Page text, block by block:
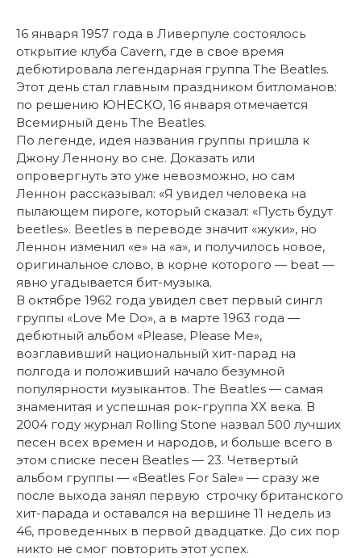
16 января 1957 года в Ливерпуле состоялось
открытие клуба Cavern, где в свое время
дебютировала легендарная группа The Beatles.
Этот день стал главным праздником битломанов:
по решению ЮНЕСКО, 16 января отмечается
Всемирный день The Beatles.
По легенде, идея названия группы пришла к
Джону Леннону во сне. Доказать или
опровергнуть это уже невозможно, но сам
Леннон рассказывал: «Я увидел человека на
пылающем пироге, который сказал: «Пусть будут
beetles». Beetles в переводе значит «жуки», но
Леннон изменил «e» на «a», и получилось новое,
оригинальное слово, в корне которого — beat —
явно угадывается бит-музыка.
В октябре 1962 года увидел свет первый сингл
группы «Love Me Do», а в марте 1963 года —
дебютный альбом «Please, Please Me»,
возглавивший национальный хит-парад на
полгода и положивший начало безумной
популярности музыкантов. The Beatles — самая
знаменитая и успешная рок-группа ХХ века. В
2004 году журнал Rolling Stone назвал 500 лучших
песен всех времен и народов, и больше всего в
этом списке песен Beatles — 23. Четвертый
альбом группы — «Beatles For Sale» — сразу же
после выхода занял первую строчку британского
хит-парада и оставался на вершине 11 недель из
46, проведенных в первой двадцатке. До сих пор
никто не смог повторить этот успех.